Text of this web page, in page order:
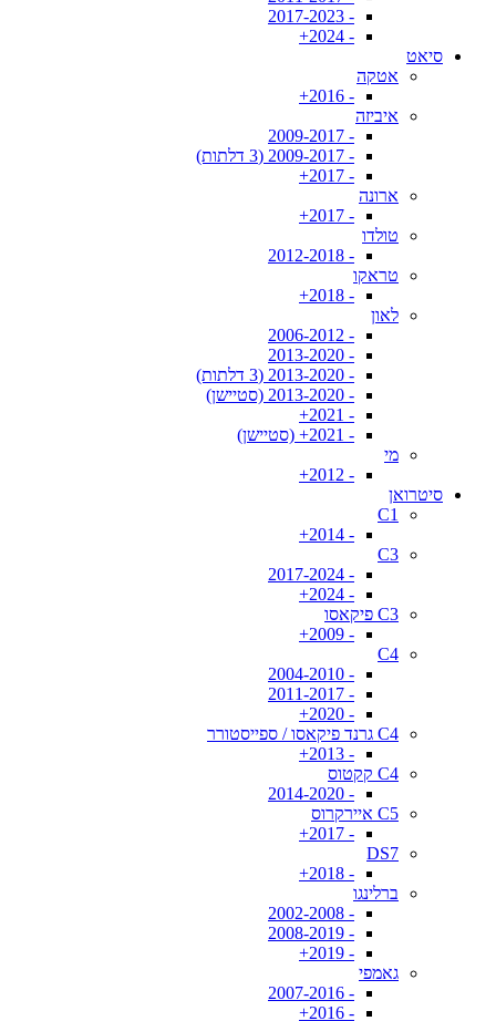
- 2017-2023
- 2024+
סיאט
אטקה
- 2016+
איביזה
- 2009-2017
- 2009-2017 (3 דלתות)
- 2017+
ארונה
- 2017+
טולדו
- 2012-2018
טראקו
- 2018+
לאון
- 2006-2012
- 2013-2020
- 2013-2020 (3 דלתות)
- 2013-2020 (סטיישן)
- 2021+
- 2021+ (סטיישן)
מי
- 2012+
סיטרואן
C1
- 2014+
C3
- 2017-2024
- 2024+
C3 פיקאסו
- 2009+
C4
- 2004-2010
- 2011-2017
- 2020+
C4 גרנד פיקאסו / ספייסטורר
- 2013+
C4 קקטוס
- 2014-2020
C5 איירקרוס
- 2017+
DS7
- 2018+
ברלינגו
- 2002-2008
- 2008-2019
- 2019+
גאמפי
- 2007-2016
- 2016+